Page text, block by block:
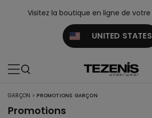
Visitez la boutique en ligne de votre
UNITED STATES
GARÇON > PROMOTIONS GARÇON
Promotions